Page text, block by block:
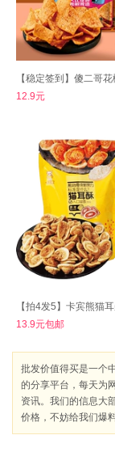
【稳定签到】傻二哥
12.9元
13.9元包邮
批发价值得买是一个
的分享平台，每天为
资讯。我们的信息大
价格，不妨给我们爆